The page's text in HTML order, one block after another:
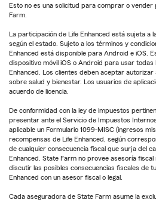
Esto no es una solicitud para comprar o
Farm.
La participación de Life Enhanced está sujeta a
según el estado. Sujeto a los términos y
Enhanced está disponible para Android e iOS.
dispositivo móvil iOS o Android para usar todas
Enhanced. Los clientes deben aceptar
sobre salud y bienestar. Los usuarios de
acuerdo de licencia.
De conformidad con la ley de impuestos
presentar ante el Servicio de Impuestos
aplicable un Formulario 1099-MISC (ingresos
recompensas de Life Enhanced, según
de cualquier consecuencia fiscal que surja del
Enhanced. State Farm no provee asesoría fiscal
discutir las posibles consecuencias fiscales de
Enhanced con un asesor fiscal o legal.
Cada aseguradora de State Farm asume la